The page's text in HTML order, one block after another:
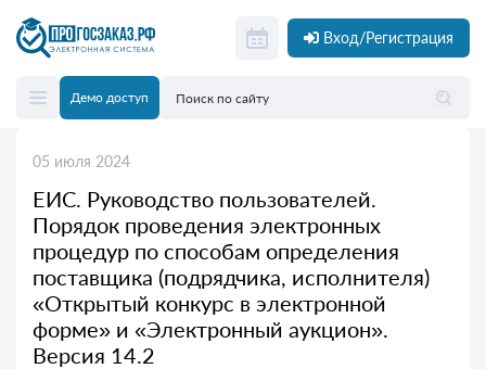
Вход/Регистрация
Демо доступ
05 июля 2024
ЕИС. Руководство пользователей.
Порядок проведения электронных
процедур по способам определения
поставщика (подрядчика, исполнителя)
«Открытый конкурс в электронной
форме» и «Электронный аукцион».
Версия 14.2